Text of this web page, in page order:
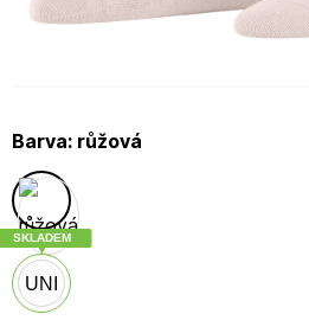
Barva: růžová
UNI
SKLADEM